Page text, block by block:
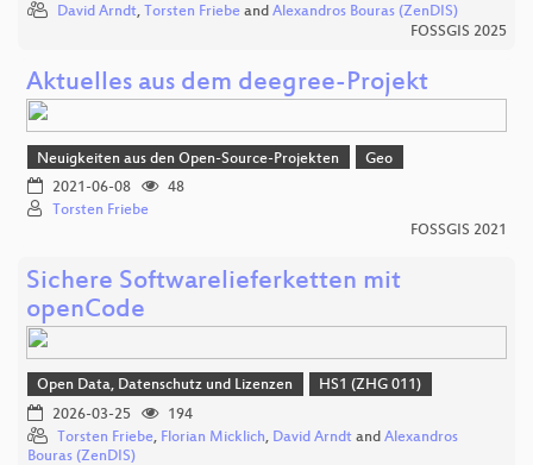
David Arndt, Torsten Friebe and Alexandros Bouras (ZenDIS)
FOSSGIS 2025
Aktuelles aus dem deegree-Projekt
Neuigkeiten aus den Open-Source-Projekten
Geo
2021-06-08
48
Torsten Friebe
FOSSGIS 2021
Sichere Softwarelieferketten mit
openCode
Open Data, Datenschutz und Lizenzen
HS1 (ZHG 011)
2026-03-25
194
Torsten Friebe, Florian Micklich, David Arndt and Alexandros
Bouras (ZenDIS)